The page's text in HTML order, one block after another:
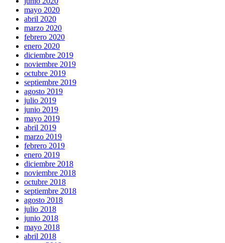
mayo 2020
abril 2020
marzo 2020
febrero 2020
enero 2020
diciembre 2019
noviembre 2019
octubre 2019
septiembre 2019
agosto 2019
julio 2019
junio 2019
mayo 2019
abril 2019
marzo 2019
febrero 2019
enero 2019
diciembre 2018
noviembre 2018
octubre 2018
septiembre 2018
agosto 2018
julio 2018
junio 2018
mayo 2018
abril 2018